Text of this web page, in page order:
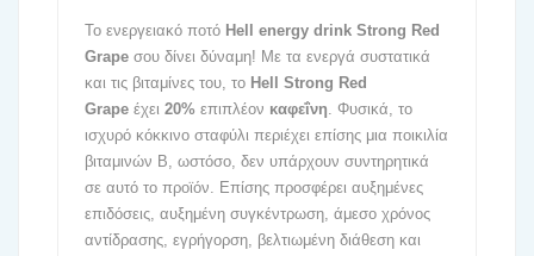
Το ενεργειακό ποτό Hell energy drink Strong Red
Grape σου δίνει δύναμη! Με τα ενεργά συστατικά
και τις βιταμίνες του, το Hell
Strong Red
Grape έχει 20% επιπλέον καφεΐνη. Φυσικά, το
ισχυρό κόκκινο σταφύλι περιέχει επίσης μια ποικιλία
βιταμινών Β, ωστόσο, δεν υπάρχουν συντηρητικά
σε αυτό το προϊόν. Επίσης προσφέρει αυξημένες
επιδόσεις, αυξημένη συγκέντρωση, άμεσο χρόνος
αντίδρασης, εγρήγορση, βελτιωμένη διάθεση και